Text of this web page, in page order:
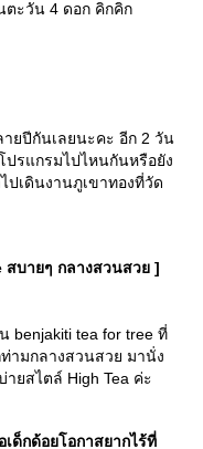
ตะวัน 4 ดอก คิกคิก
ยปีกันเลยนะคะ อีก 2 วัน
ปรแกรมไปไหนกันหรือยัง
ปเดินงานภูเขาทองที่วัด
บายๆ กลางสวนสวย ]
benjakiti tea for tree ที่
ามกลางสวนสวย มานั่ง
ยสไตล์ High Tea ค่ะ
ด็กด้อยโอกาสยากไร้ที่